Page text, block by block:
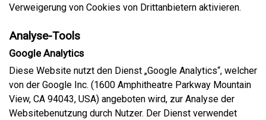
Verweigerung von Cookies von Drittanbietern aktivieren.
Analyse-Tools
Google Analytics
Diese Website nutzt den Dienst „Google Analytics“, welcher
von der Google Inc. (1600 Amphitheatre Parkway Mountain
View, CA 94043, USA) angeboten wird, zur Analyse der
Websitebenutzung durch Nutzer. Der Dienst verwendet